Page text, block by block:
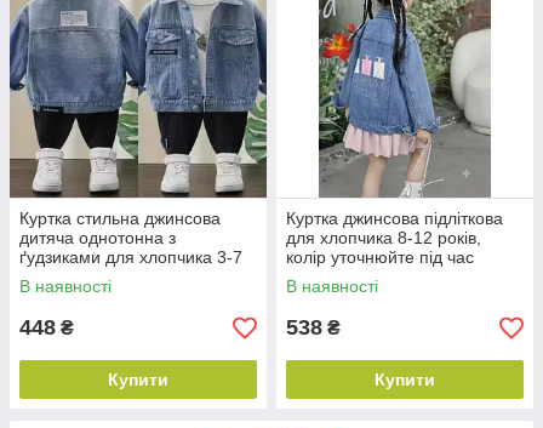
Куртка стильна джинсова
дитяча однотонна з
ґудзиками для хлопчика 3-7
років, колір синій
В наявності
448 ₴
Купити
Куртка джинсова підліткова
для хлопчика 8-12 років,
колір уточнюйте під час
замовлення
В наявності
538 ₴
Купити